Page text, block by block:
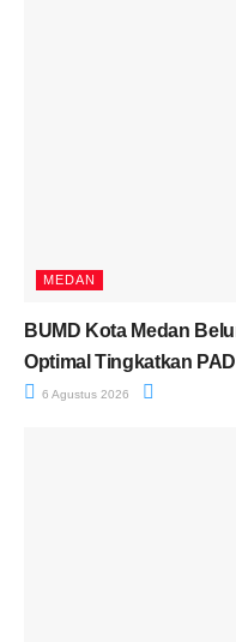
MEDAN
BUMD Kota Medan
Optimal Tingkatkan
6 Agustus 2026